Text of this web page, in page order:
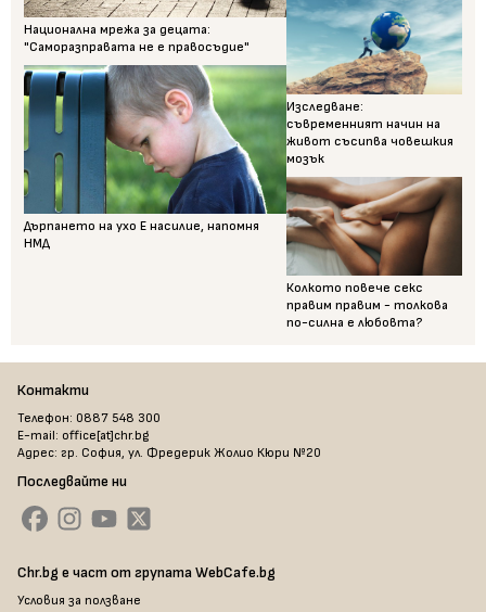
Национална мрежа за децата:
"Саморазправата не е правосъдие"
Дърпането на ухо Е насилие, напомня
НМД
Изследване:
съвременният начин на
живот съсипва човешкия
мозък
Колкото повече секс
правим правим - толкова
по-силна е любовта?
Контакти
Телефон: 0887 548 300
E-mail: office[at]chr.bg
Адрес: гр. София, ул. Фредерик Жолио Кюри №20
Последвайте ни
Chr.bg е част от групата WebCafe.bg
Условия за ползване